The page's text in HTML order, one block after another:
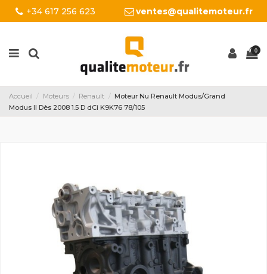
+34 617 256 623 ventes@qualitemoteur.fr
0
Accueil Moteurs Renault
Moteur Nu Renault Modus/Grand
Modus II Dès 2008 1.5 D dCi K9K76 78/105